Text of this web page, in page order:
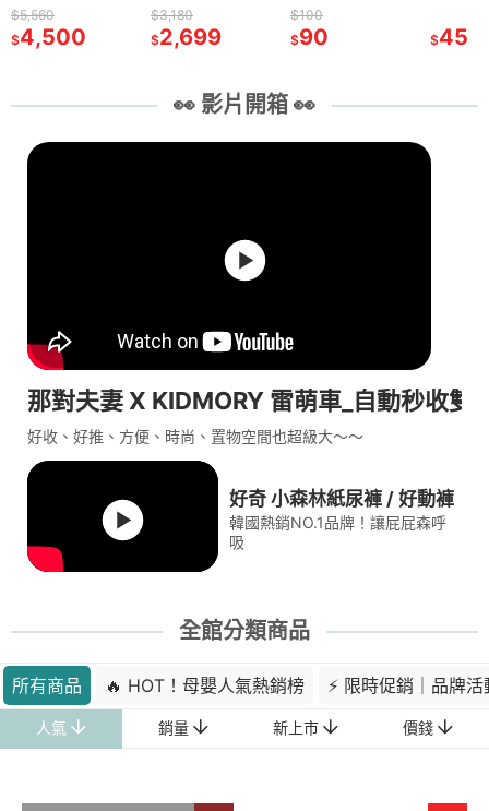
歲)800g x 8罐入
$5,560
$4,500
品 560g x 6盒入
$3,180
$2,699
苔/香濃起司)
$100
$90 $45
👀 影片開箱 👀
那對夫妻 X KIDMORY 雷萌車_自動秒收雙
好收、好推、方便、時尚、置物空間也超級大～～
好奇 小森林紙尿褲 / 好動褲
韓國熱銷NO.1品牌！讓屁屁森呼
吸
全館分類商品
所有商品 🔥 HOT！母嬰人氣熱銷榜 ⚡ 限時促銷｜品牌活
人氣 銷量 新上市 價錢